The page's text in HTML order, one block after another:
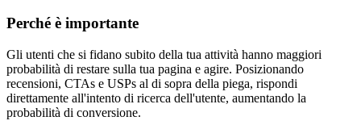
Perché è importante
Gli utenti che si fidano subito della tua attività hanno maggiori
probabilità di restare sulla tua pagina e agire. Posizionando
recensioni, CTAs e USPs al di sopra della piega, rispondi
direttamente all'intento di ricerca dell'utente, aumentando la
probabilità di conversione.